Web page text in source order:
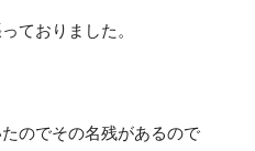
ておりました。
のでその名残があるので